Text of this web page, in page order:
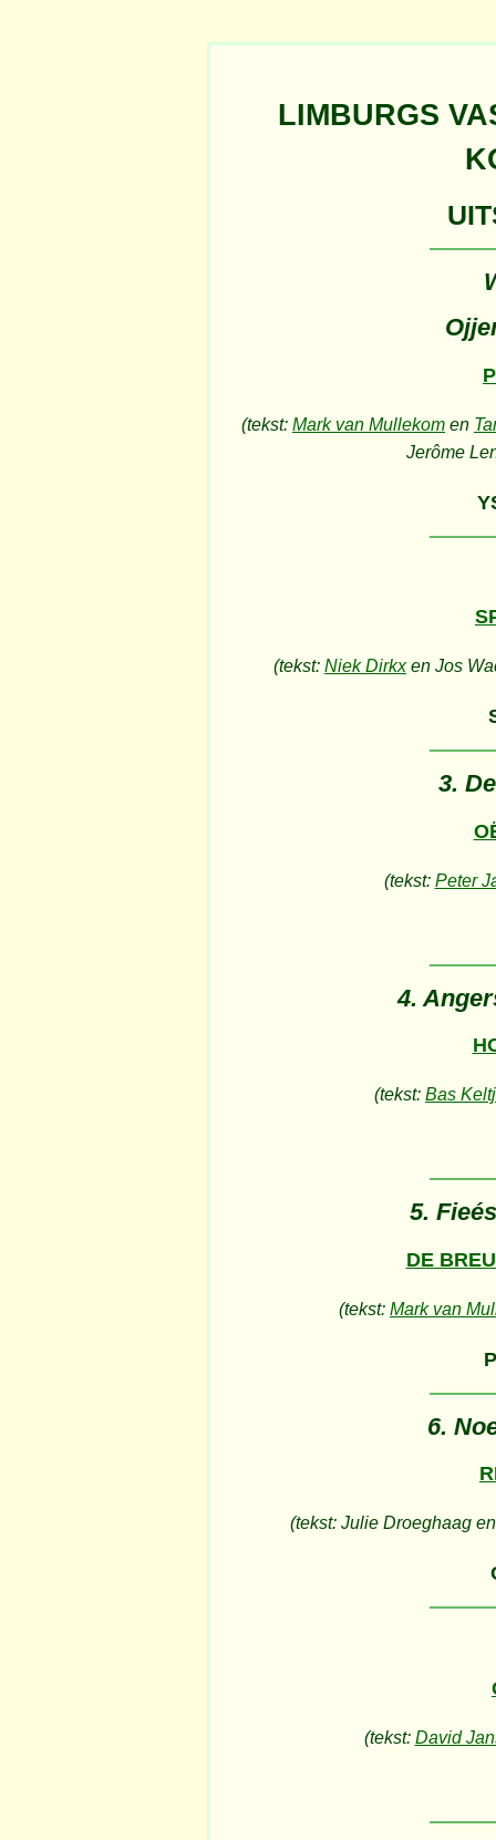
LIMBURGS
(tekst: Mark van Mullekom en
Jerôme
(tekst: Niek Dirkxen Jos
3.
(tekst: Peter
4.
(tekst: Bas
5.
DE
(tekst: Mark van
6.
(tekst: Julie Droeghaag
(tekst: David